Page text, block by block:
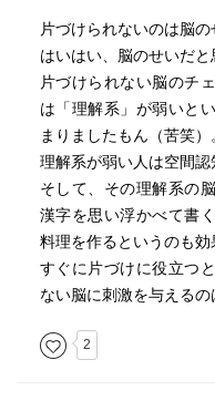
片づけられないのは脳の
はいはい、脳のせいだと
片づけられない脳のチ
は「理解系」が弱いと
まりましたもん（苦笑）
理解系が弱い人は空間認
そして、その理解系の
漢字を思い浮かべて書
料理を作るというのも効
すぐに片づけに役立つ
ない脳に刺激を与えるの
2